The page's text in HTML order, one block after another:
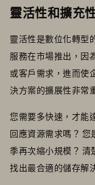
靈活性和擴充
靈活性是數位化轉型
服務在市場推出，因
或客戶需求，進而使
決方案的擴展性非常
您需要多快速，才能
回應資源需求嗎？ 您
季再次縮小規模？ 清
找出最合適的儲存解